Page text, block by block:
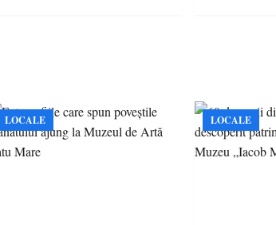
LOCALE LOCALE